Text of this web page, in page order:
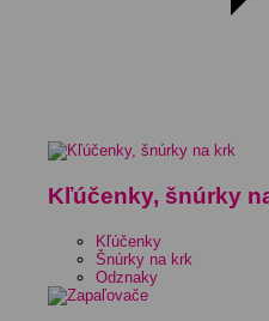
Kľúčenky, šnúrky
Kľúčenky
Šnúrky na krk
Odznaky